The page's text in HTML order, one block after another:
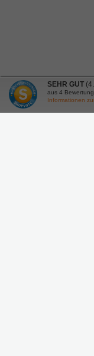
SEHR GUT
aus 4
Informationen